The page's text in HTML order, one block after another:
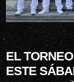
EL
ESTE